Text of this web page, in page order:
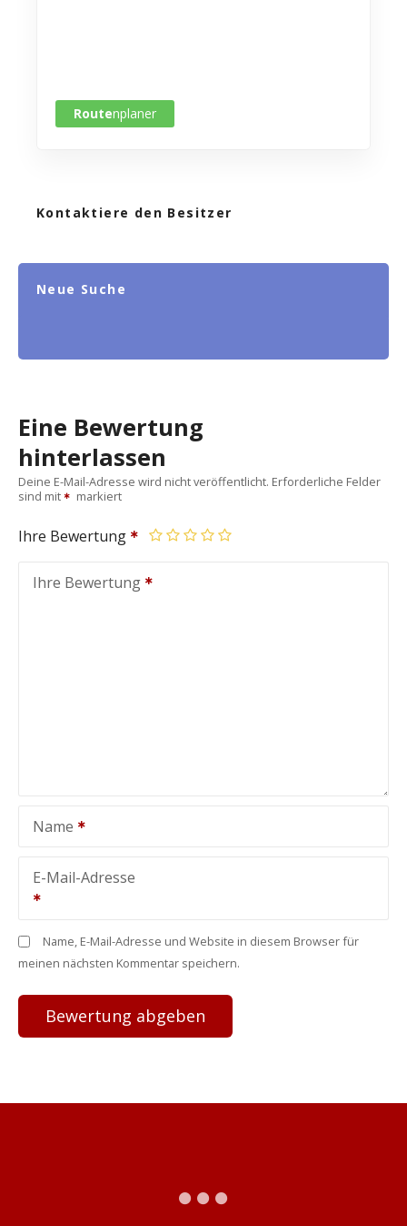
Routenplaner
Kontaktiere den Besitzer
Neue Suche
Eine Bewertung
hinterlassen
Deine E-Mail-Adresse wird nicht veröffentlicht. Erforderliche Felder
sind mit
markiert
Ihre Bewertung
Ihre Bewertung
Name
E-Mail-Adresse
Name, E-Mail-Adresse und Website in diesem Browser für
meinen nächsten Kommentar speichern.